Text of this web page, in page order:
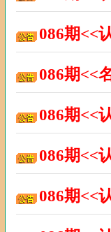
086期<<
086期<<
086期<<
086期<<
086期<<